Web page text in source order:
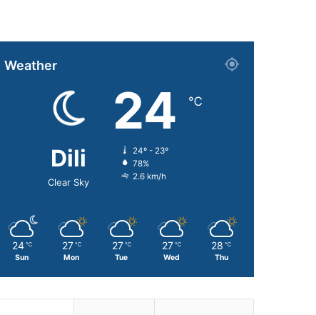
Weather
Dili
Clear Sky
24 ℃
24º - 23º
78%
2.6 km/h
24 ℃
Sun
27 ℃
Mon
27 ℃
Tue
27 ℃
Wed
28 ℃
Thu